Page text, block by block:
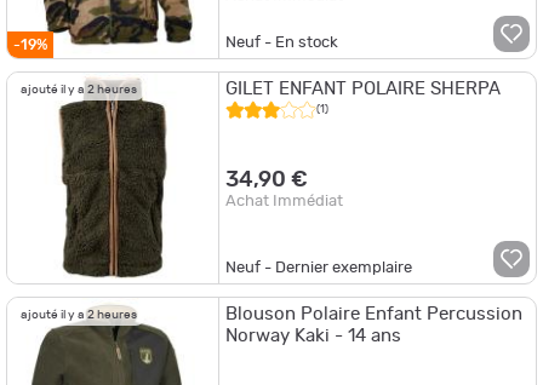
-19% Neuf - En stock
ajouté il y a 2 heures GILET ENFANT POLAIRE SHERPA
(1)
34,90 €
Achat Immédiat
Neuf - Dernier exemplaire
ajouté il y a 2 heures
Blouson Polaire Enfant Percussion
Norway Kaki - 14 ans